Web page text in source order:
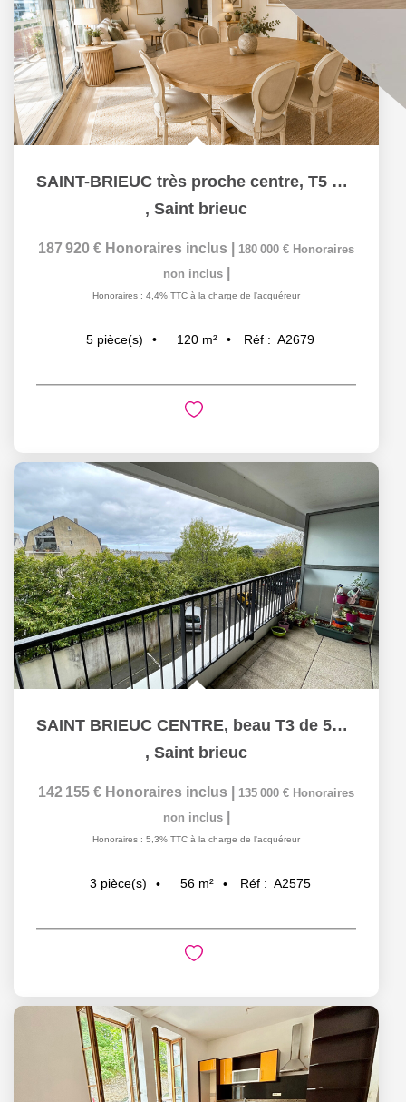
SAINT-BRIEUC très proche centre, T5 avec balcon, deux...
, Saint brieuc
187 920 € Honoraires inclus 180 000 € Honoraires
non inclus
Honoraires : 4,4% TTC à la charge de l'acquéreur
5 pièce(s) 120 m² Réf : A2679
SAINT BRIEUC CENTRE, beau T3 de 56 m² avec terrasse et...
, Saint brieuc
142 155 € Honoraires inclus 135 000 € Honoraires
non inclus
Honoraires : 5,3% TTC à la charge de l'acquéreur
3 pièce(s) 56 m² Réf : A2575